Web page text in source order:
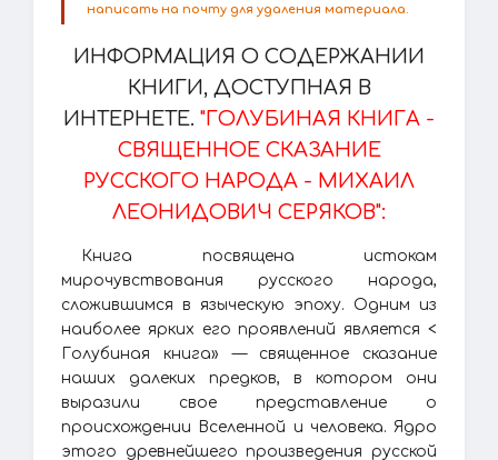
написать на почту для удаления материала.
ИНФОРМАЦИЯ О СОДЕРЖАНИИ
КНИГИ, ДОСТУПНАЯ В
ИНТЕРНЕТЕ. "ГОЛУБИНАЯ КНИГА -
СВЯЩЕННОЕ СКАЗАНИЕ
РУССКОГО НАРОДА - МИХАИЛ
ЛЕОНИДОВИЧ СЕРЯКОВ":
Книга посвящена истокам
мирочувствования русского народа,
сложившимся в языческую эпоху. Одним из
наиболее ярких его проявлений является <
Голубиная книга» — священное сказание
наших далеких предков, в котором они
выразили свое представление о
происхождении Вселенной и человека. Ядро
этого древнейшего произведения русской